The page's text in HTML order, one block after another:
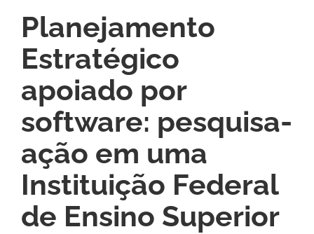
Planejamento
Estratégico
apoiado por
software: pesquisa-
ação em uma
Instituição Federal
de Ensino Superior